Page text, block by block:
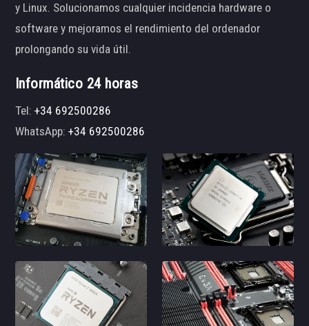
y Linux. Solucionamos cualquier incidencia hardware o
software y mejoramos el rendimiento del ordenador
prolongando su vida útil.
Informático 24 horas
Tel:+34 692500286
WhatsApp:+34 692500286